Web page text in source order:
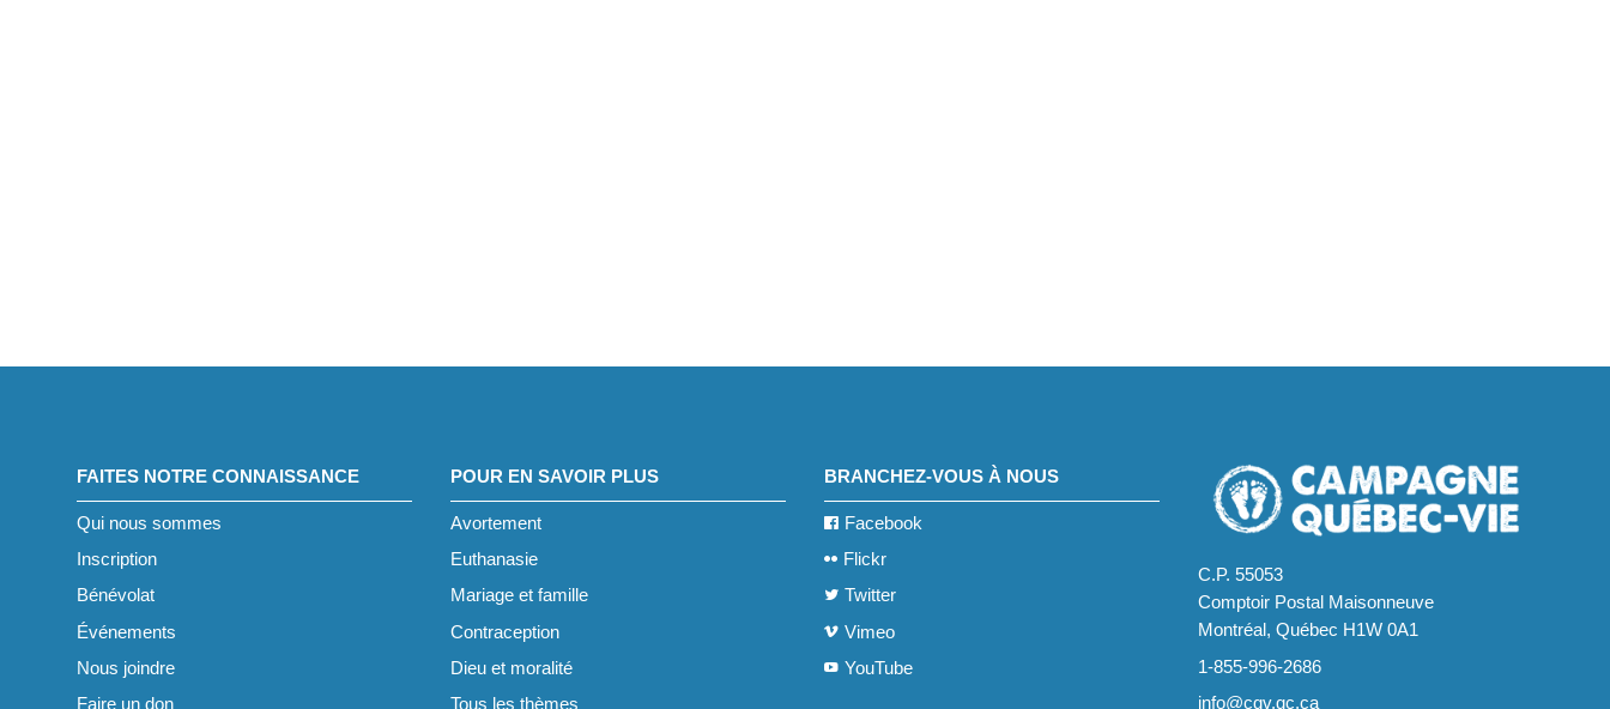
FAITES NOTRE CONNAISSANCE
Qui nous sommes
Inscription
Bénévolat
Événements
Nous joindre
Faire un don
POUR EN SAVOIR PLUS
Avortement
Euthanasie
Mariage et famille
Contraception
Dieu et moralité
Tous les thèmes
BRANCHEZ-VOUS À NOUS
Facebook
Flickr
Twitter
Vimeo
YouTube
C.P. 55053
Comptoir Postal Maisonneuve
Montréal, Québec H1W 0A1
1-855-996-2686
info@cqv.qc.ca